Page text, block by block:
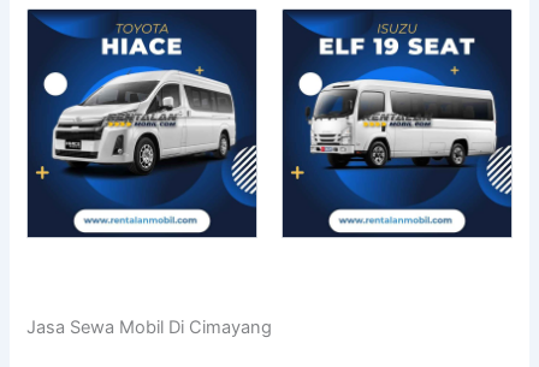
Jasa Sewa Mobil Di Cimayang